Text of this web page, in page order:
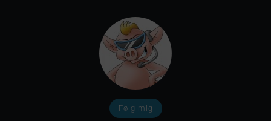
Følg mig